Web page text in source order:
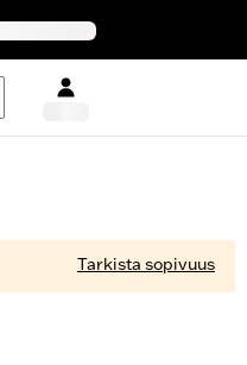
Tarkista sopivuus